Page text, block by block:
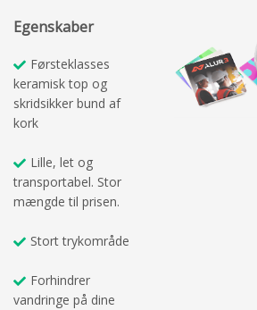
Egenskaber
Førsteklasses
keramisk top og
skridsikker bund af
kork
Lille, let og
transportabel. Stor
mængde til prisen.
Stort trykområde
Forhindrer
vandringe på dine